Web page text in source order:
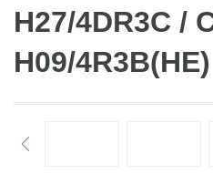
H27/4DR3C /
H09/